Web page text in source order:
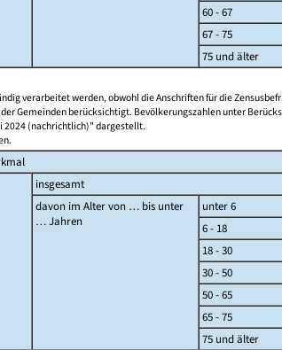
60 - 67
67 - 75
75 und älter
verarbeitet werden, obwohl die Anschriften für die
Gemeinden berücksichtigt. Bevölkerungszahlen unter
2024 (nachrichtlich)" dargestellt.
insgesamt
davon im Alter von … bis unter
… Jahren
unter 6
6 - 18
18 - 30
30 - 50
50 - 65
65 - 75
75 und älter